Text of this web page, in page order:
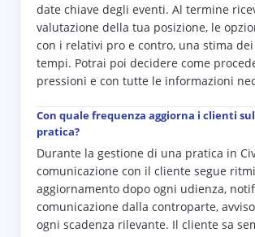
date chiave degli eventi. Al termine
valutazione della tua posizione, le
con i relativi pro e contro, una stima
tempi. Potrai poi decidere come
pressioni e con tutte le informazioni
Con quale frequenza aggiorna i clienti
pratica?
Durante la gestione di una pratica in
comunicazione con il cliente segue
aggiornamento dopo ogni udienza,
comunicazione dalla controparte,
ogni scadenza rilevante. Il cliente sa